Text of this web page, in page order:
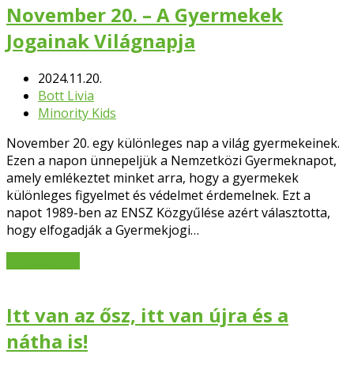
November 20. – A Gyermekek
Jogainak Világnapja
2024.11.20.
Bott Livia
Minority Kids
November 20. egy különleges nap a világ gyermekeinek.
Ezen a napon ünnepeljük a Nemzetközi Gyermeknapot,
amely emlékeztet minket arra, hogy a gyermekek
különleges figyelmet és védelmet érdemelnek. Ezt a
napot 1989-ben az ENSZ Közgyűlése azért választotta,
hogy elfogadják a Gyermekjogi…
Itt van az ősz, itt van újra és a
nátha is!